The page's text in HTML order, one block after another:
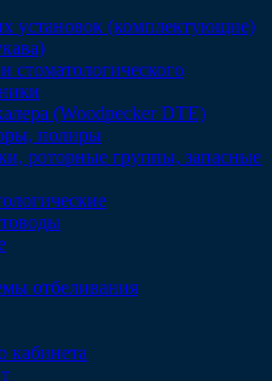
установок (комплектующие)
стоматологического
(Woodpecker DTE)
полиры
роторные группы, запасные
отбеливания
кабинета